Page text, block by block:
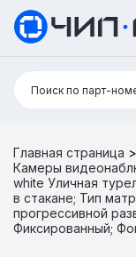
Поиск:
Поиск по парт-
Главная страница >
Камеры
white Уличная
в стакане; Тип
прогрессивной
Фиксированный;